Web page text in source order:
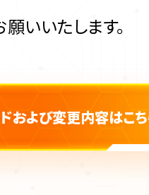
いいたします。
および変更内容はこ